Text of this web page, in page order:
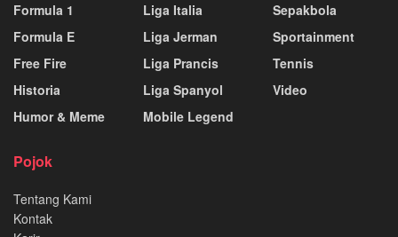
Formula 1
Formula E
Free Fire
Historia
Humor & Meme
Liga Italia
Liga Jerman
Liga Prancis
Liga Spanyol
Mobile Legend
Sepakbola
Sportainment
Tennis
Video
Pojok
Tentang Kami
Kontak